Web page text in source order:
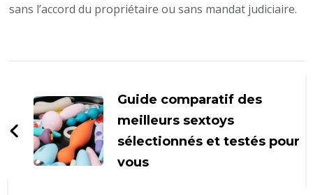
sans l’accord du propriétaire ou sans mandat judiciaire.
d'article
Guide comparatif des
meilleurs sextoys
sélectionnés et testés pour
vous